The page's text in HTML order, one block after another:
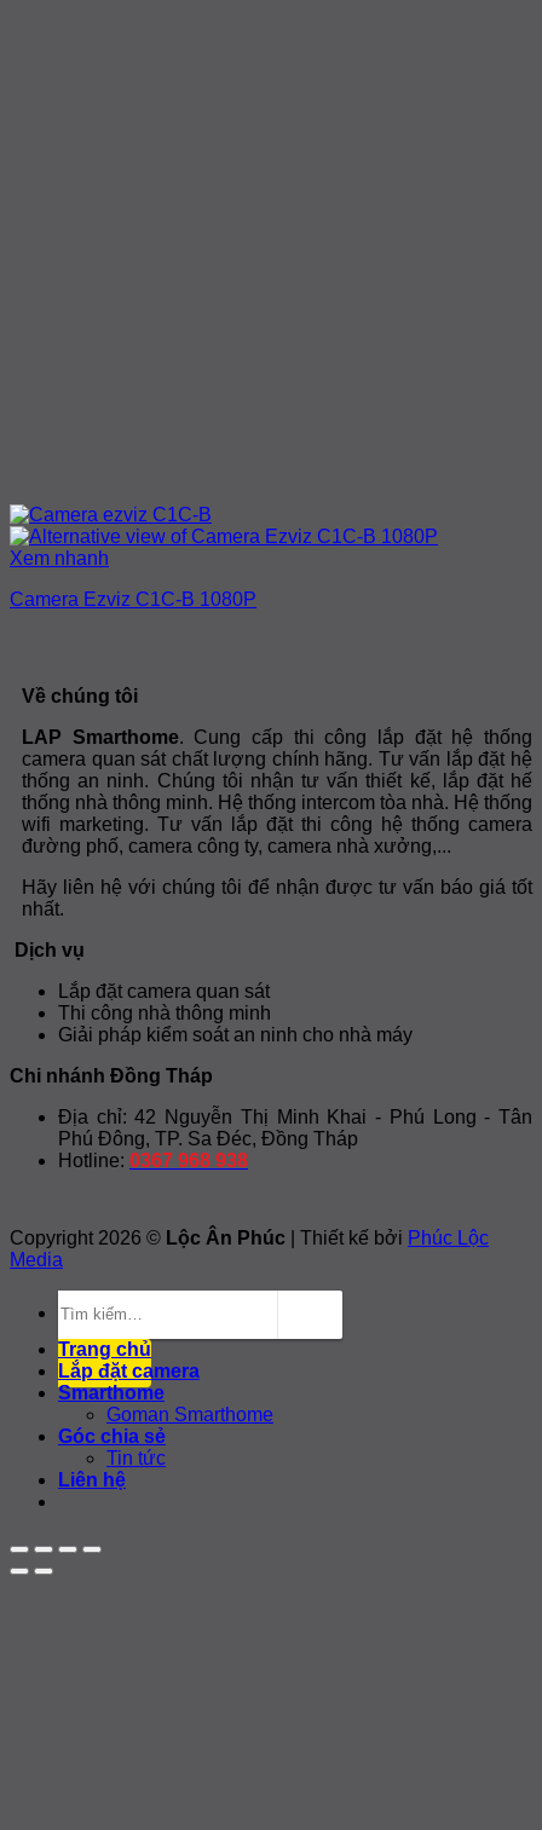
Xem nhanh
Camera Ezviz C1C-B 1080P
Về chúng tôi
LAP Smarthome. Cung cấp thi công lắp đặt hệ thống
camera quan sát chất lượng chính hãng. Tư vấn lắp đặt hệ
thống an ninh. Chúng tôi nhận tư vấn thiết kế, lắp đặt hế
thống nhà thông minh. Hệ thống intercom tòa nhà. Hệ thống
wifi marketing. Tư vấn lắp đặt thi công hệ thống camera
đường phố, camera công ty, camera nhà xưởng,...
Hãy liên hệ với chúng tôi để nhận được tư vấn báo giá tốt
nhất.
Dịch vụ
Lắp đặt camera quan sát
Thi công nhà thông minh
Giải pháp kiểm soát an ninh cho nhà máy
Chi nhánh Đồng Tháp
Địa chỉ: 42 Nguyễn Thị Minh Khai - Phú Long - Tân
Phú Đông, TP. Sa Đéc, Đồng Tháp
Hotline: 0367 968 938
Copyright 2026 © Lộc Ân Phúc | Thiết kế bởi Phúc Lộc
Media
kiếm:
Trang chủ
Lắp đặt camera
Smarthome
Goman Smarthome
Góc chia sẻ
Tin tức
Liên hệ